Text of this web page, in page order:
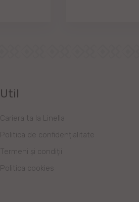
Util
Cariera ta la Linella
Politica de confidențialitate
Termeni și condiții
Politica cookies